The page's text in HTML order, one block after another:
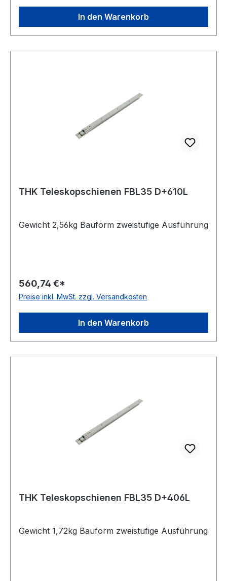
In den Warenkorb
THK Teleskopschienen FBL35 D+610L
Gewicht 2,56kg Bauform zweistufige Ausführung
560,74 €*
Preise inkl. MwSt. zzgl. Versandkosten
In den Warenkorb
THK Teleskopschienen FBL35 D+406L
Gewicht 1,72kg Bauform zweistufige Ausführung